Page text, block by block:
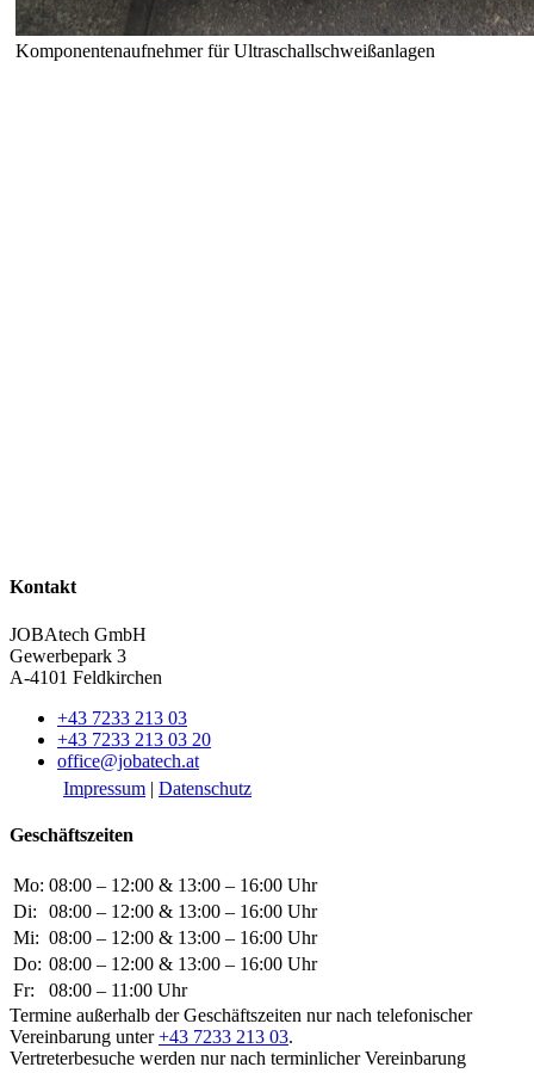
Komponentenaufnehmer für Ultraschallschweißanlagen
Kontakt
JOBAtech GmbH
Gewerbepark 3
A-4101 Feldkirchen
+43 7233 213 03
+43 7233 213 03 20
office@jobatech.at
Impressum | Datenschutz
Geschäftszeiten
Mo: 08:00 – 12:00 & 13:00 – 16:00 Uhr
Di:
08:00 – 12:00 & 13:00 – 16:00 Uhr
Mi: 08:00 – 12:00 & 13:00 – 16:00 Uhr
Do: 08:00 – 12:00 & 13:00 – 16:00 Uhr
Fr:
08:00 – 11:00 Uhr
Termine außerhalb der Geschäftszeiten nur nach telefonischer
Vereinbarung unter+43 7233 213 03.
Vertreterbesuche werden nur nach terminlicher Vereinbarung